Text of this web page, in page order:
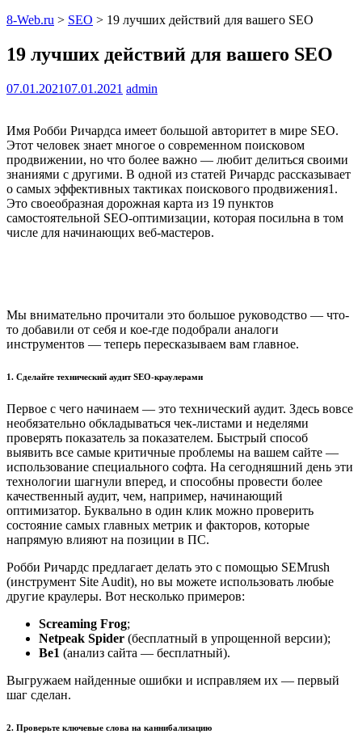
8-Web.ru > SEO > 19 лучших действий для вашего SEO
19 лучших действий для вашего SEO
07.01.202107.01.2021 admin
Имя Робби Ричардса имеет большой авторитет в мире SEO.
Этот человек знает многое о современном поисковом
продвижении, но что более важно — любит делиться своими
знаниями с другими. В одной из статей Ричардс рассказывает
о самых эффективных тактиках поискового продвижения1.
Это своеобразная дорожная карта из 19 пунктов
самостоятельной SEO-оптимизации, которая посильна в том
числе для начинающих веб-мастеров.
Мы внимательно прочитали это большое руководство — что-
то добавили от себя и кое-где подобрали аналоги
инструментов — теперь пересказываем вам главное.
1. Сделайте технический аудит SEO-краулерами
Первое с чего начинаем — это технический аудит. Здесь вовсе
необязательно обкладываться чек-листами и неделями
проверять показатель за показателем. Быстрый способ
выявить все самые критичные проблемы на вашем сайте —
использование специального софта. На сегодняшний день эти
технологии шагнули вперед, и способны провести более
качественный аудит, чем, например, начинающий
оптимизатор. Буквально в один клик можно проверить
состояние самых главных метрик и факторов, которые
напрямую влияют на позиции в ПС.
Робби Ричардс предлагает делать это с помощью SEMrush
(инструмент Site Audit), но вы можете использовать любые
другие краулеры. Вот несколько примеров:
Screaming Frog;
Netpeak Spider (бесплатный в упрощенной версии);
Be1 (анализ сайта — бесплатный).
Выгружаем найденные ошибки и исправляем их — первый
шаг сделан.
2. Проверьте ключевые слова на каннибализацию